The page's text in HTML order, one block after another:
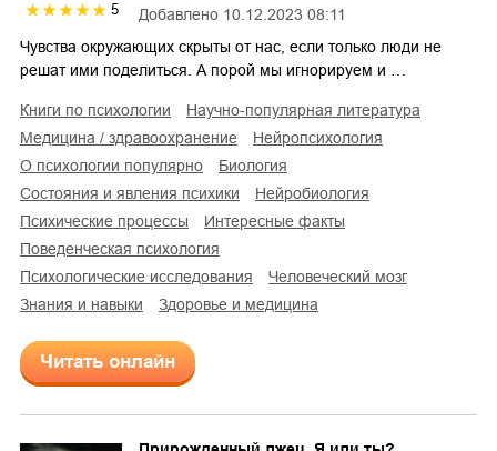
5 Добавлено 10.12.2023 08:11
Чувства окружающих скрыты от нас, если только люди не
решат ими поделиться. А порой мы игнорируем и …
книги по психологии
научно-популярная литература
медицина / здравоохранение
нейропсихология
о психологии популярно
биология
состояния и явления психики
нейробиология
психические процессы
интересные факты
поведенческая психология
психологические исследования
человеческий мозг
знания и навыки
здоровье и медицина
Читать онлайн